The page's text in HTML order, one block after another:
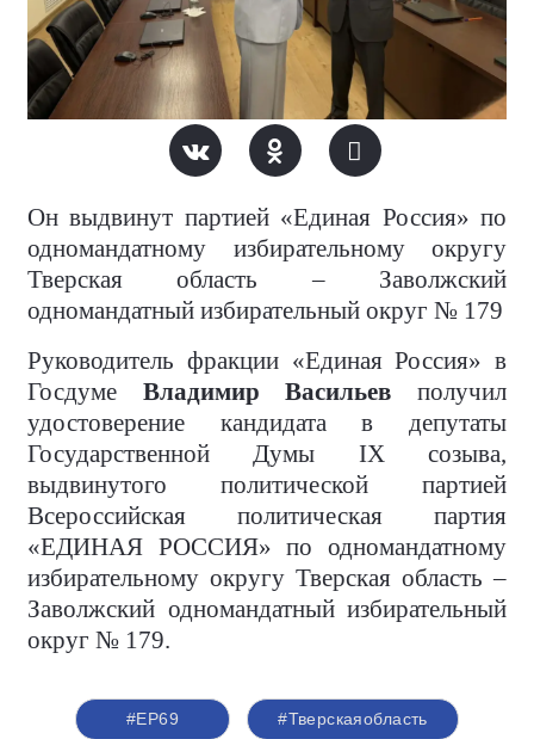
Он выдвинут партией «Единая Россия» по
одномандатному избирательному округу
Тверская область – Заволжский
одномандатный избирательный округ № 179
Руководитель фракции «Единая Россия» в
Госдуме Владимир Васильев получил
удостоверение кандидата в депутаты
Государственной Думы IX созыва,
выдвинутого политической партией
Всероссийская политическая партия
«ЕДИНАЯ РОССИЯ» по одномандатному
избирательному округу Тверская область –
Заволжский одномандатный избирательный
округ № 179.
#ЕР69 #Тверскаяобласть